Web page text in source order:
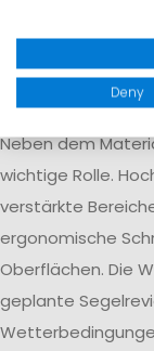
Offshore-
eingesetzt, die
Neben dem
wichtige Rolle.
verstärkte
ergonomische
Oberflächen. Die
geplante
Deny